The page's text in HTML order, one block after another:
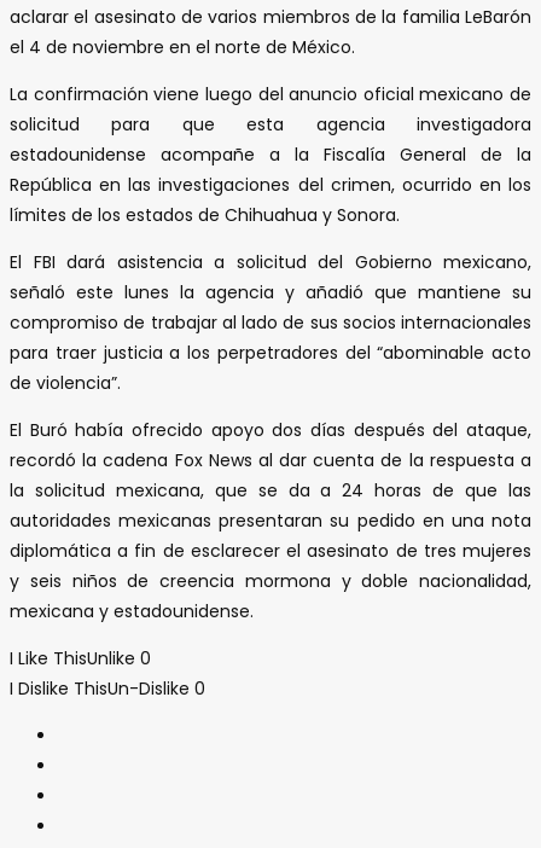
aclarar el asesinato de varios miembros de la familia LeBarón
el 4 de noviembre en el norte de México.
La confirmación viene luego del anuncio oficial mexicano de
solicitud para que esta agencia investigadora
estadounidense acompañe a la Fiscalía General de la
República en las investigaciones del crimen, ocurrido en los
límites de los estados de Chihuahua y Sonora.
El FBI dará asistencia a solicitud del Gobierno mexicano,
señaló este lunes la agencia y añadió que mantiene su
compromiso de trabajar al lado de sus socios internacionales
para traer justicia a los perpetradores del “abominable acto
de violencia”.
El Buró había ofrecido apoyo dos días después del ataque,
recordó la cadena Fox News al dar cuenta de la respuesta a
la solicitud mexicana, que se da a 24 horas de que las
autoridades mexicanas presentaran su pedido en una nota
diplomática a fin de esclarecer el asesinato de tres mujeres
y seis niños de creencia mormona y doble nacionalidad,
mexicana y estadounidense.
I Like ThisUnlike 0
I Dislike ThisUn-Dislike 0